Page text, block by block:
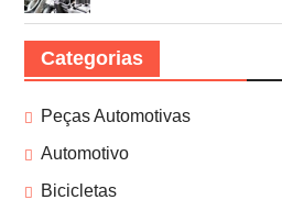
Categorias
Peças Automotivas
Automotivo
Bicicletas